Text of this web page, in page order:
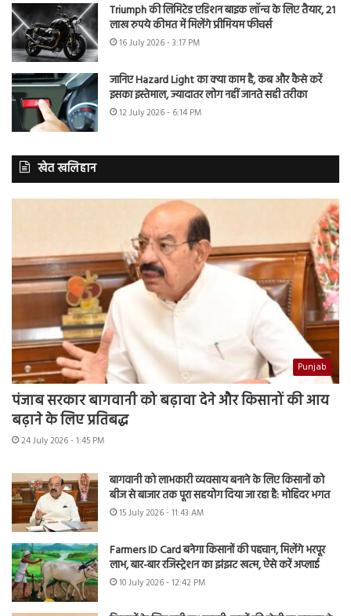
Triumph की लिमिटेड एडिशन बाइक लॉन्च के लिए तैयार, 21
लाख रुपये कीमत में मिलेंगे प्रीमियम फीचर्स
16 July 2026 - 3:17 PM
जानिए Hazard Light का क्या काम है, कब और कैसे करें
इसका इस्तेमाल, ज्यादातर लोग नहीं जानते सही तरीका
12 July 2026 - 6:14 PM
खेत खलिहान
Punjab
पंजाब सरकार बागवानी को बढ़ावा देने और किसानों की आय
बढ़ाने के लिए प्रतिबद्ध
24 July 2026 - 1:45 PM
बागवानी को लाभकारी व्यवसाय बनाने के लिए किसानों को
बीज से बाजार तक पूरा सहयोग दिया जा रहा है: मोहिंदर भगत
15 July 2026 - 11:43 AM
Farmers ID Card बनेगा किसानों की पहचान, मिलेंगे भरपूर
लाभ, बार-बार रजिस्ट्रेशन का झंझट खत्म, ऐसे करें अप्लाई
10 July 2026 - 12:42 PM